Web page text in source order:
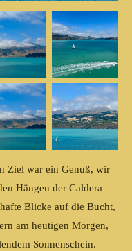
Ziel war ein Genuß, wir
Hängen der Caldera
Blicke auf die Bucht,
am heutigen Morgen,
Sonnenschein.